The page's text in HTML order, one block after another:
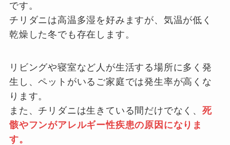
です。
チリダニは高温多湿を好みますが、気温が低く
乾燥した冬でも存在します。
リビングや寝室など人が生活する場所に多く発
生し、ペットがいるご家庭では発生率が高くな
ります。
また、チリダニは生きている間だけでなく、死
骸やフンがアレルギー性疾患の原因になりま
す。